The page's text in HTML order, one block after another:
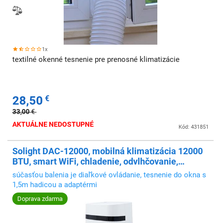
1x
textilné okenné tesnenie pre prenosné klimatizácie
28,50 €
33,00€
Kód: 431851
AKTUÁLNE NEDOSTUPNÉ
Solight DAC-12000, mobilná klimatizácia 12000
BTU, smart WiFi, chladenie, odvlhčovanie,
ventilátor
súčasťou balenia je diaľkové ovládanie, tesnenie do okna s
1,5m hadicou a adaptérmi
Doprava zdarma